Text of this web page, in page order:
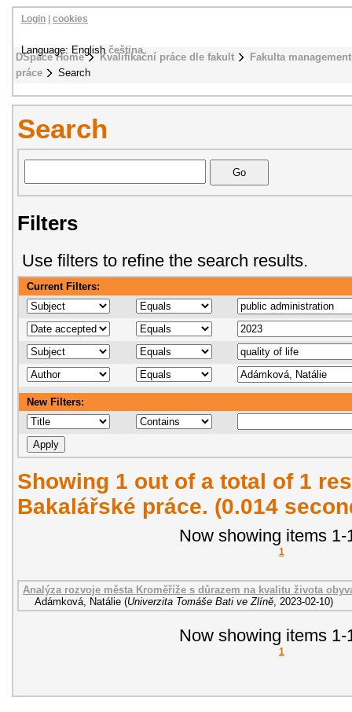
DSpace Home Kvalifikační práce dle fakult
Fakulta
práce
Search
Login cookies
Language: Englishčeština
Search
Filters
Use filters to refine the search results.
Current Filters:
New Filters:
Showing 1 out of a total of 1
Bakalářské práce. (0.014
Now showing items 1-
1
Analýza rozvoje města Kroměříže s důrazem na kvalitu života
Adámková, Natálie (Univerzita Tomáše Bati ve Zlíně, 2023-02-10)
Now showing items 1-
1